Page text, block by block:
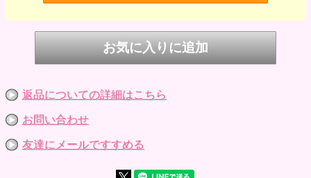
は正しく組み付けられない場合がございます。ご了承くださ
※archetype 1.1では付属の台座が最新仕様になりました。
© GOOD SMILE COMPANY
返品についての詳細はこちら
お問い合わせ
友達にメールですすめる